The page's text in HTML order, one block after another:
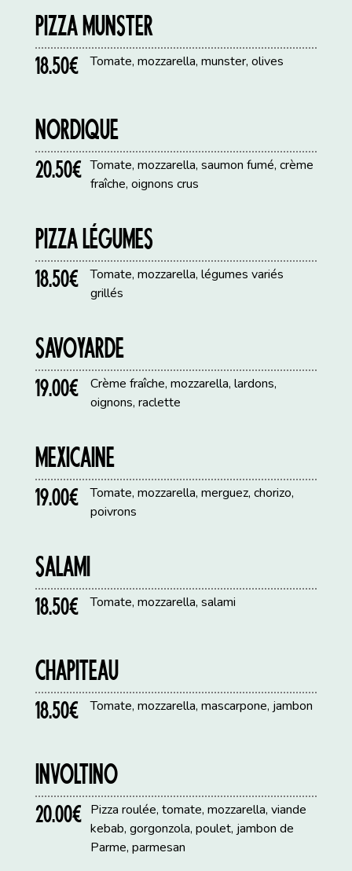
PIZZA MUNSTER
18.50€ Tomate, mozzarella, munster, olives
NORDIQUE
20.50€ Tomate, mozzarella, saumon fumé, crème
fraîche, oignons crus
PIZZA LÉGUMES
18.50€
Tomate, mozzarella, légumes variés
grillés
SAVOYARDE
19.00€
Crème fraîche, mozzarella, lardons,
oignons, raclette
MEXICAINE
19.00€
Tomate, mozzarella, merguez, chorizo,
poivrons
SALAMI
18.50€ Tomate, mozzarella, salami
CHAPITEAU
18.50€ Tomate, mozzarella, mascarpone, jambon
INVOLTINO
20.00€ Pizza roulée, tomate, mozzarella, viande
kebab, gorgonzola, poulet, jambon de
Parme, parmesan